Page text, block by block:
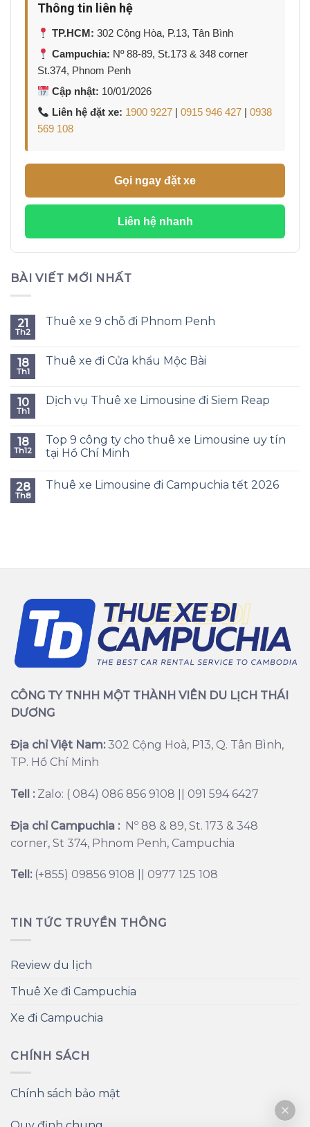
Thông tin liên hệ
TP.HCM: 302 Cộng Hòa, P.13, Tân Bình
Campuchia: Nº 88-89, St.173 & 348 corner
St.374, Phnom Penh
Cập nhật: 10/01/2026
Liên hệ đặt xe: 1900 9227 |0915 946 427 |0938
569 108
Gọi ngay đặt xe
Liên hệ nhanh
BÀI VIẾT MỚI NHẤT
21
Th2
Thuê xe 9 chỗ đi Phnom Penh
18
Th1
Thuê xe đi Cửa khẩu Mộc Bài
10
Th1
Dịch vụ Thuê xe Limousine đi Siem Reap
18
Th12
Top 9 công ty cho thuê xe Limousine uy tín
tại Hồ Chí Minh
28
Th8
Thuê xe Limousine đi Campuchia tết 2026
CÔNG TY TNHH MỘT THÀNH VIÊN DU LỊCH THÁI
DƯƠNG
Địa chỉ Việt Nam:302 Cộng Hoà, P13, Q. Tân Bình,
TP. Hồ Chí Minh
Tell :Zalo: ( 084) 086 856 9108 || 091 594 6427
Địa chỉ Campuchia :Nº 88 & 89, St. 173 & 348
corner, St 374, Phnom Penh, Campuchia
Tell:(+855) 09856 9108 || 0977 125 108
TIN TỨC TRUYỀN THÔNG
Review du lịch
Thuê Xe đi Campuchia
Xe đi Campuchia
CHÍNH SÁCH
Chính sách bảo mật